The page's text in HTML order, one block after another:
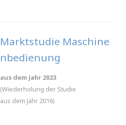
Marktstudie Maschine
nbedienung
aus dem Jahr 2023
(Wiederholung der Studie
aus dem Jahr 2016)